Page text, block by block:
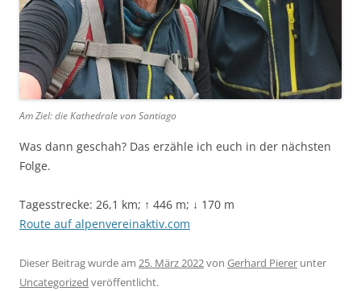
Am Ziel: die Kathedrale von Santiago
Was dann geschah? Das erzähle ich euch in der nächsten
Folge.
Tagesstrecke: 26,1 km; ↑ 446 m; ↓ 170 m
Route auf alpenvereinaktiv.com
Dieser Beitrag wurde am 25. März 2022von Gerhard Pierer unter
Uncategorized veröffentlicht.